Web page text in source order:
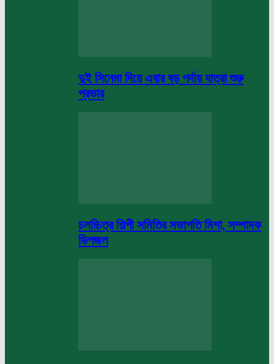
দুই সিনেমা দিয়ে এবার বড় পর্দায় যাত্রা শুরু
প্রভার
চলচ্চিত্র শিল্পী সমিতির সভাপতি মিশা, সম্পাদক
ডিপজল